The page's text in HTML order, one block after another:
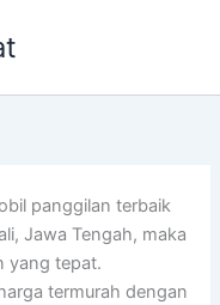
panggilan terbaik
Jawa Tengah, maka
yang tepat.
termurah dengan